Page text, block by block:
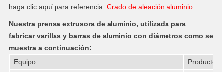
haga clic aquí para referencia: Grado de aleación aluminio
Nuestra prensa extrusora de aluminio, utilizada para
fabricar varillas y barras de aluminio con diámetros como se
muestra a continuación:
Equipo
Productos